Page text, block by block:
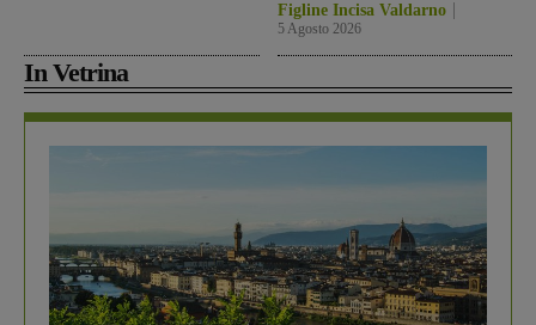
Figline Incisa Valdarno
5 Agosto 2026
In Vetrina